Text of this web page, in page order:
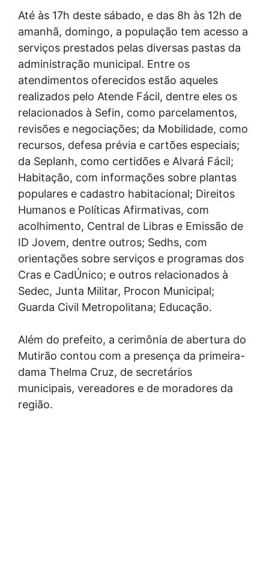
Até às 17h deste sábado, e das 8h às 12h de
amanhã, domingo, a população tem acesso a
serviços prestados pelas diversas pastas da
administração municipal. Entre os
atendimentos oferecidos estão aqueles
realizados pelo Atende Fácil, dentre eles os
relacionados à Sefin, como parcelamentos,
revisões e negociações; da Mobilidade, como
recursos, defesa prévia e cartões especiais;
da Seplanh, como certidões e Alvará Fácil;
Habitação, com informações sobre plantas
populares e cadastro habitacional; Direitos
Humanos e Políticas Afirmativas, com
acolhimento, Central de Libras e Emissão de
ID Jovem, dentre outros; Sedhs, com
orientações sobre serviços e programas dos
Cras e CadÚnico; e outros relacionados à
Sedec, Junta Militar, Procon Municipal;
Guarda Civil Metropolitana; Educação.
Além do prefeito, a cerimônia de abertura do
Mutirão contou com a presença da primeira-
dama Thelma Cruz, de secretários
municipais, vereadores e de moradores da
região.